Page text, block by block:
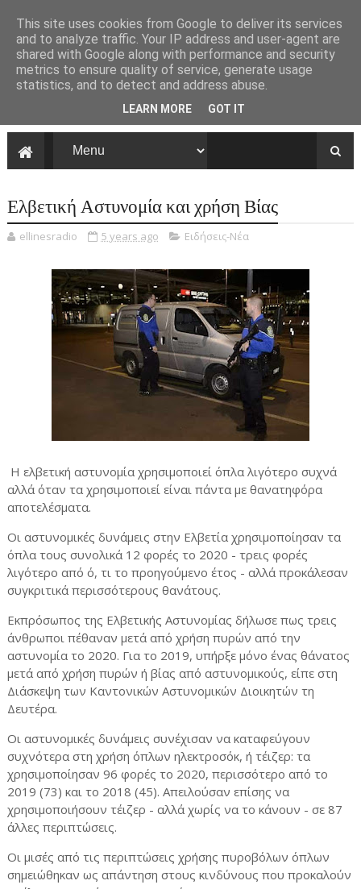
Ελβετική Αστυνομία και χρήση Βίας
ellinesradio 5 years ago Ειδήσεις-Νέα
Η ελβετική αστυνομία χρησιμοποιεί όπλα λιγότερο συχνά
αλλά όταν τα χρησιμοποιεί είναι πάντα με θανατηφόρα
αποτελέσματα.
Οι αστυνομικές δυνάμεις στην Ελβετία χρησιμοποίησαν τα
όπλα τους συνολικά 12 φορές το 2020 - τρεις φορές
λιγότερο από ό, τι το προηγούμενο έτος - αλλά προκάλεσαν
συγκριτικά περισσότερους θανάτους.
Εκπρόσωπος της Ελβετικής Αστυνομίας δήλωσε πως τρεις
άνθρωποι πέθαναν μετά από χρήση πυρών από την
αστυνομία το 2020. Για το 2019, υπήρξε μόνο ένας θάνατος
μετά από χρήση πυρών ή βίας από αστυνομικούς, είπε στη
Διάσκεψη των Καντονικών Αστυνομικών Διοικητών τη
Δευτέρα.
Οι αστυνομικές δυνάμεις συνέχισαν να καταφεύγουν
συχνότερα στη χρήση όπλων ηλεκτροσόκ, ή τέιζερ: τα
χρησιμοποίησαν 96 φορές το 2020, περισσότερο από το
2019 (73) και το 2018 (45). Απειλούσαν επίσης να
χρησιμοποιήσουν τέιζερ - αλλά χωρίς να το κάνουν - σε 87
άλλες περιπτώσεις.
Οι μισές από τις περιπτώσεις χρήσης πυροβόλων όπλων
σημειώθηκαν ως απάντηση στους κινδύνους που προκαλούν
This site uses cookies from Google to deliver its services
and to analyze traffic. Your IP address and user-agent are
shared with Google along with performance and security
metrics to ensure quality of service, generate usage
statistics, and to detect and address abuse.
LEARN MORE GOT IT